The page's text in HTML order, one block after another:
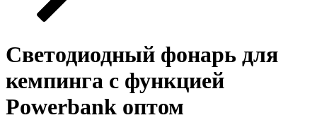
Светодиодный фонарь для
кемпинга с функцией
Powerbank оптом